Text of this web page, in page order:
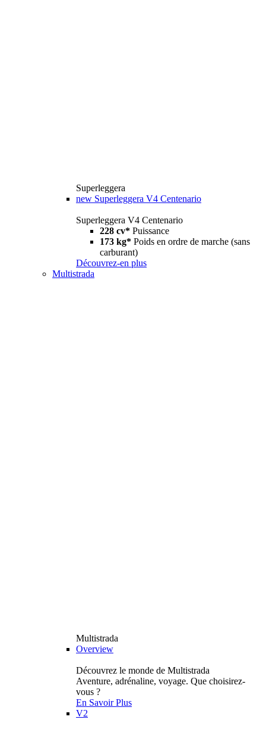
Superleggera
new Superleggera V4 Centenario
Superleggera V4 Centenario
228 cv* Puissance
173 kg* Poids en ordre de marche (sans
carburant)
Découvrez-en plus
Multistrada
Multistrada
Overview
Découvrez le monde de Multistrada
Aventure, adrénaline, voyage. Que choisirez-
vous ?
En Savoir Plus
V2